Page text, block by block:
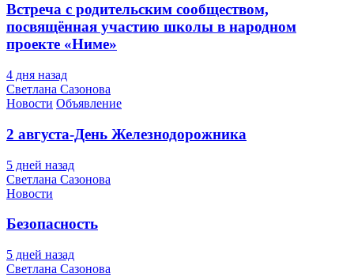
Встреча с родительским сообществом,
посвящённая участию школы в народном
проекте «Ниме»
4 дня назад
Светлана Сазонова
Новости Объявление
2 августа-День Железнодорожника
5 дней назад
Светлана Сазонова
Новости
Безопасность
5 дней назад
Светлана Сазонова